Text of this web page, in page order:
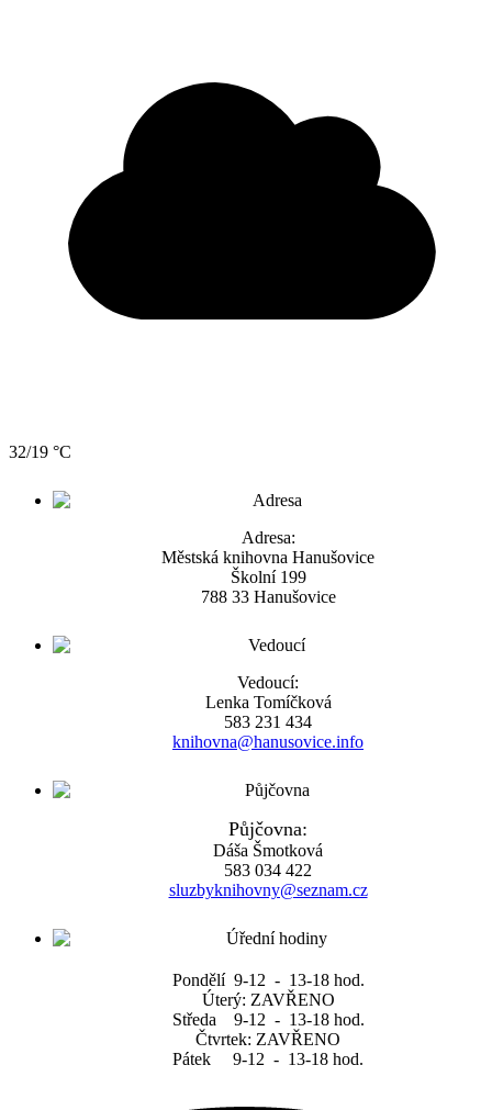
32/19 °C
Adresa:
Městská knihovna Hanušovice
Školní 199
788 33 Hanušovice
Vedoucí:
Lenka Tomíčková
583 231 434
knihovna@hanusovice.info
Půjčovna:
Dáša Šmotková
583 034 422
sluzbyknihovny@seznam.cz
Pondělí 9-12 - 13-18 hod.
Úterý: ZAVŘENO
Středa 9-12 - 13-18 hod.
Čtvrtek: ZAVŘENO
Pátek 9-12 - 13-18 hod.